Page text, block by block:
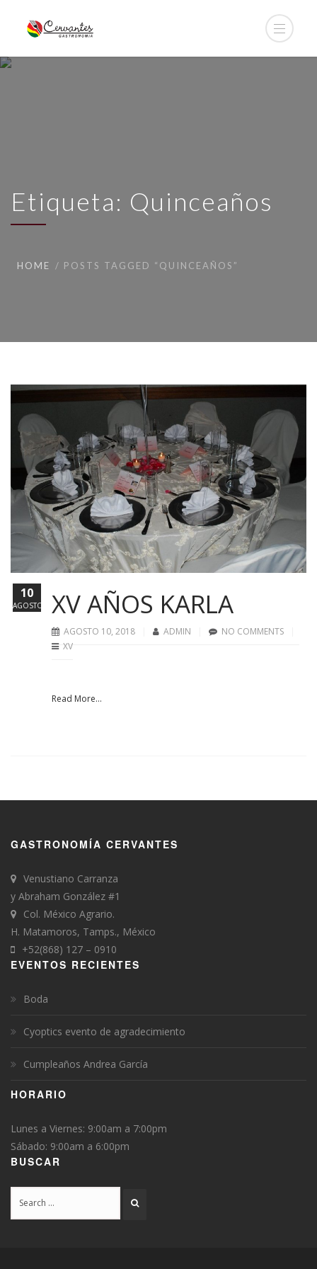
Etiqueta: Quinceaños
HOME POSTS TAGGED “QUINCEAÑOS”
XV AÑOS KARLA
AGOSTO 10, 2018 ADMIN
NO COMMENTS
XV
Read More...
10
AGOSTO
GASTRONOMÍA CERVANTES
Venustiano Carranza
y Abraham González #1
Col. México Agrario.
H. Matamoros, Tamps., México
+52(868) 127 – 0910
EVENTOS RECIENTES
Boda
Cyoptics evento de agradecimiento
Cumpleaños Andrea García
HORARIO
Lunes a Viernes: 9:00am a 7:00pm
Sábado: 9:00am a 6:00pm
BUSCAR